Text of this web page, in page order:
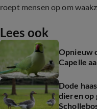
roept mensen op om
Lees ook
Opnieuw
Capelle
Dode
dieren op